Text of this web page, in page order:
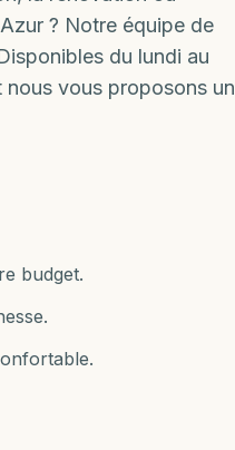
? Notre équipe de
du lundi au
vous proposons un
budget.